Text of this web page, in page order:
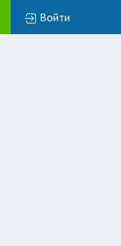
Войти